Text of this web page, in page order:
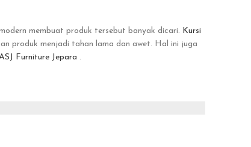
membuat produk tersebut banyak dicari. Kursi
produk menjadi tahan lama dan awet. Hal ini juga
Furniture Jepara .